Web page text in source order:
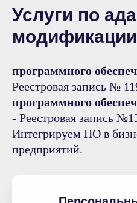
Услуги по
модификации
программного
Реестровая запись №
программного
- Реестровая запись
Интегрируем ПО в
предприятий.